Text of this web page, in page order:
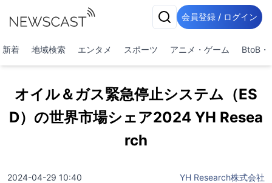
会員登録 / ログイン
新着 地域検索 エンタメ スポーツ アニメ・ゲーム BtoB・
オイル＆ガス緊急停止システム（ES
D）の世界市場シェア2024 YH Resea
rch
2024-04-29 10:40 YH Research株式会社